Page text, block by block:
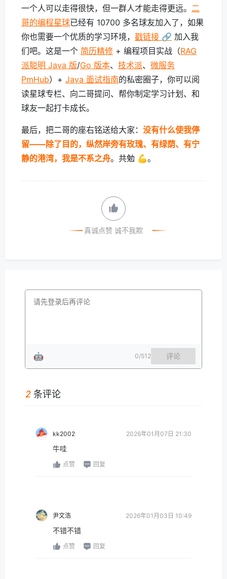
一个人可以走得很快，但一群人才能走得更远。 二
哥的编程星球已经有 10700 多名球友加入了，如果
你也需要一个优质的学习环境， 戳链接 🔗 加入我
们吧。这是一个 简历精修 + 编程项目实战（RAG
派聪明 Java 版/Go 版本、 技术派、 微服务
PmHub）+ Java 面试指南的私密圈子，你可以阅
读星球专栏、向二哥提问、帮你制定学习计划、和
球友一起打卡成长。
最后，把二哥的座右铭送给大家： 没有什么使我停
留——除了目的，纵然岸旁有玫瑰、有绿荫、有宁
静的港湾，我是不系之舟。共勉 💪。
真诚点赞 诚不我欺
🤖 0/512 评论
2 条评论
kk2002 2026年01月07日 21:30
牛哇
点赞 回复
尹文浩 2026年01月03日 10:49
不错不错
点赞 回复